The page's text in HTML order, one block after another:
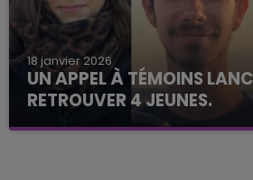
18 janvier 2026
UN APPEL À TÉMOINS
RETROUVER 4 JEUNES.